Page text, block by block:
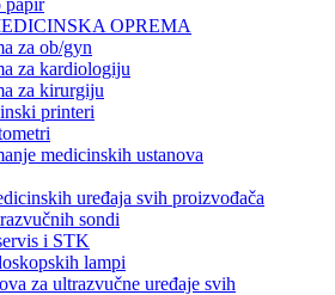
papir
OPREMA
za ob/gyn
za kardiologiju
za kirurgiju
printeri
medicinskih ustanova
uređaja svih proizvođača
sondi
i STK
lampi
za ultrazvučne uređaje svih